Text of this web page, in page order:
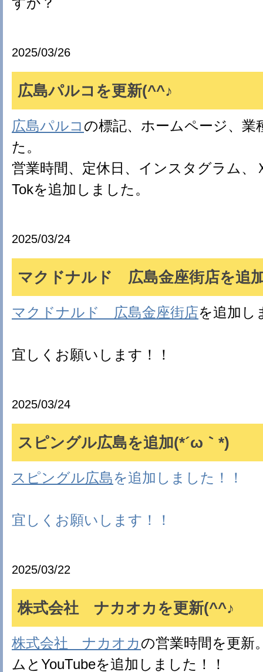
2025/03/26
広島パルコを更新(^^♪
広島パルコ の標記、ホームページ、業
た。
営業時間、定休日、インスタグラム、
Tokを追加しました。
2025/03/24
マクドナルド 広島金座街店を追
マクドナルド 広島金座街店を追加し
宜しくお願いします！！
2025/03/24
スピングル広島を追加(*´ω｀*)
スピングル広島を追加しました！！
宜しくお願いします！！
2025/03/22
株式会社 ナカオカを更新(^^♪
株式会社 ナカオカの営業時間を更新
ムとYouTubeを追加しました！！